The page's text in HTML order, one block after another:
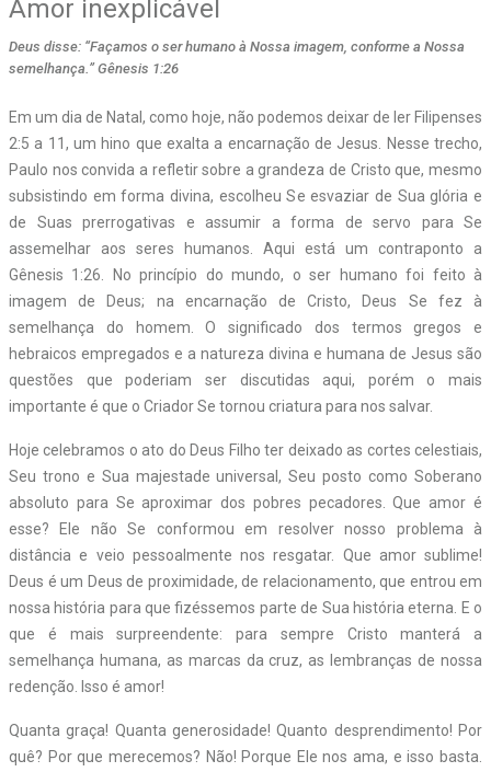
Amor inexplicável
Deus disse: “Façamos o ser humano à Nossa imagem, conforme a Nossa
semelhança.” Gênesis 1:26
Em um dia de Natal, como hoje, não podemos deixar de ler Filipenses
2:5 a 11, um hino que exalta a encarnação de Jesus. Nesse trecho,
Paulo nos convida a refletir sobre a grandeza de Cristo que, mesmo
subsistindo em forma divina, escolheu Se esvaziar de Sua glória e
de Suas prerrogativas e assumir a forma de servo para Se
assemelhar aos seres humanos. Aqui está um contraponto a
Gênesis 1:26. No princípio do mundo, o ser humano foi feito à
imagem de Deus; na encarnação de Cristo, Deus Se fez à
semelhança do homem. O significado dos termos gregos e
hebraicos empregados e a natureza divina e humana de Jesus são
questões que poderiam ser discutidas aqui, porém o mais
importante é que o Criador Se tornou criatura para nos salvar.
Hoje celebramos o ato do Deus Filho ter deixado as cortes celestiais,
Seu trono e Sua majestade universal, Seu posto como Soberano
absoluto para Se aproximar dos pobres pecadores. Que amor é
esse? Ele não Se conformou em resolver nosso problema à
distância e veio pessoalmente nos resgatar. Que amor sublime!
Deus é um Deus de proximidade, de relacionamento, que entrou em
nossa história para que fizéssemos parte de Sua história eterna. E o
que é mais surpreendente: para sempre Cristo manterá a
semelhança humana, as marcas da cruz, as lembranças de nossa
redenção. Isso é amor!
Quanta graça! Quanta generosidade! Quanto desprendimento! Por
quê? Por que merecemos? Não! Porque Ele nos ama, e isso basta.